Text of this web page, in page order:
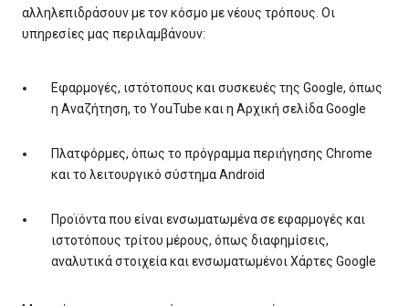
αλληλεπιδράσουν με τον κόσμο με νέους τρόπους. Οι
υπηρεσίες μας περιλαμβάνουν:
Εφαρμογές, ιστότοπους και συσκευές της Google, όπως
η Αναζήτηση, το YouTube και η Αρχική σελίδα Google
Πλατφόρμες, όπως το πρόγραμμα περιήγησης Chrome
και το λειτουργικό σύστημα Android
Προϊόντα που είναι ενσωματωμένα σε εφαρμογές και
ιστοτόπους τρίτου μέρους, όπως διαφημίσεις,
αναλυτικά στοιχεία και ενσωματωμένοι Χάρτες Google